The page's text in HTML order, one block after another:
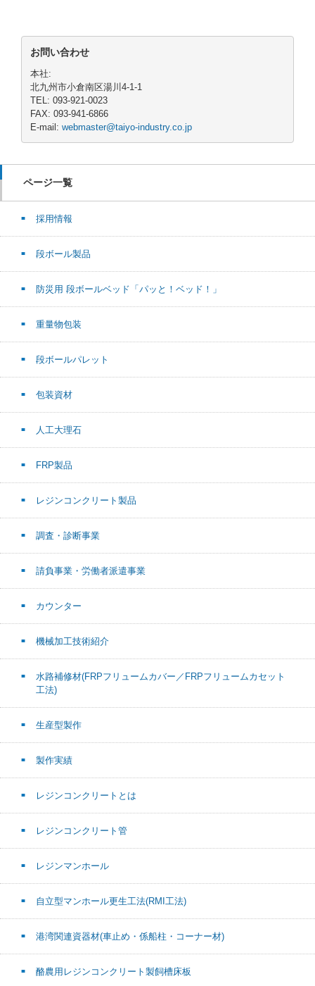
お問い合わせ
本社:
北九州市小倉南区湯川4-1-1
TEL: 093-921-0023
FAX: 093-941-6866
E-mail: webmaster@taiyo-industry.co.jp
ページ一覧
採用情報
段ボール製品
防災用 段ボールベッド「パッと！ベッド！」
重量物包装
段ボールパレット
包装資材
人工大理石
FRP製品
レジンコンクリート製品
調査・診断事業
請負事業・労働者派遣事業
カウンター
機械加工技術紹介
水路補修材(FRPフリュームカバー／FRPフリュームカセット
工法)
生産型製作
製作実績
レジンコンクリートとは
レジンコンクリート管
レジンマンホール
自立型マンホール更生工法(RMI工法)
港湾関連資器材(車止め・係船柱・コーナー材)
酪農用レジンコンクリート製飼槽床板